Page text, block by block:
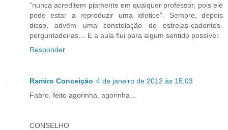
“nunca acreditem piamente em qualquer professor, pois ele
pode estar a reproduzir uma idiotice”. Sempre, depois
disso, advém uma constelação de estrelas-cadentes-
perguntadeiras… E a aula flui para algum sentido possível.
Responder
Ramiro Conceição 4 de janeiro de 2012 às 15:03
Fabro, feito agorinha, agorinha…
CONSELHO